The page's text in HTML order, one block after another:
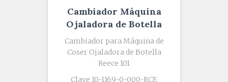
Cambiador Máquina
Ojaladora de Botella
Cambiador para Máquina de
Coser Ojaladora de Botella
Reece 101
Clave 10-1169-0-000-RCE